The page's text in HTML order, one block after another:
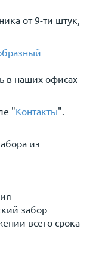
от 9-ти штук,
в наших офисах
"Контакты".
из
забор
всего срока